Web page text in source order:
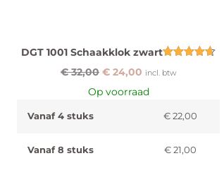
DGT 1001 Schaakklok zwart
€32,00 € 24,00 incl. btw
Op voorraad
Vanaf 4 stuks € 22,00
Vanaf 8 stuks € 21,00